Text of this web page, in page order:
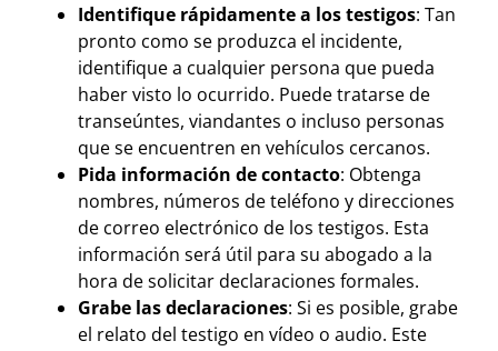
Identifique rápidamente a los testigos: Tan
pronto como se produzca el incidente,
identifique a cualquier persona que pueda
haber visto lo ocurrido. Puede tratarse de
transeúntes, viandantes o incluso personas
que se encuentren en vehículos cercanos.
Pida información de contacto: Obtenga
nombres, números de teléfono y direcciones
de correo electrónico de los testigos. Esta
información será útil para su abogado a la
hora de solicitar declaraciones formales.
Grabe las declaraciones: Si es posible, grabe
el relato del testigo en vídeo o audio. Este